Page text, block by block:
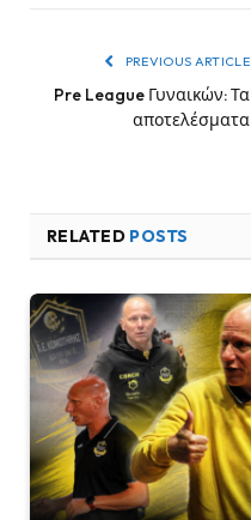
PREVIOUS ARTICLE
Pre League Γυναικών: Τα
αποτελέσματα
RELATED POSTS